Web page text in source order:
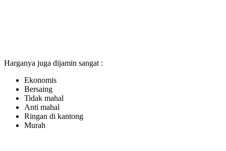
Harganya juga dijamin sangat :
Ekonomis
Bersaing
Tidak mahal
Anti mahal
Ringan di kantong
Murah